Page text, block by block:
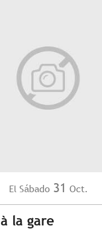
El Sábado 31 Oct.
la gare